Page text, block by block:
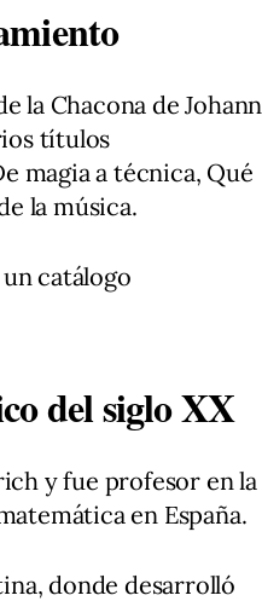
la Chacona de Johann
títulos
magia a técnica, Qué
la música.
catálogo
del siglo XX
y fue profesor en la
en España.
donde desarrolló